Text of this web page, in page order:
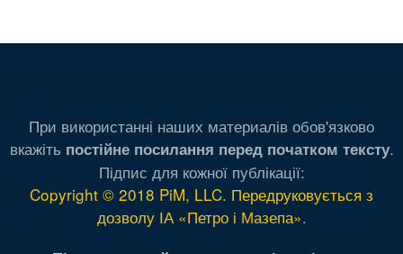
При використанні наших материалів обов'язково
вкажіть постійне посилання перед початком тексту.
Підпис для кожної публікації:
Copyright © 2018 PiM, LLC. Передруковується з
дозволу ІА «Петро і Мазепа».